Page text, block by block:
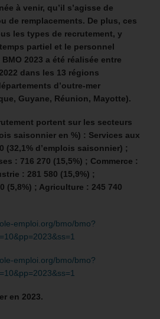
à venir, qu’il s’agisse de
de remplacements. De plus, ces
les types de recrutement, y
partiel et le personnel
BMO 2023 a été réalisée entre
dans les 13 régions
d’outre-mer
Guyane, Réunion, Mayotte).
portent sur les secteurs
saisonnier en %) : Services aux
(32,1% d’emplois saisonnier) ;
: 716 270 (15,5%) ; Commerce :
: 281 580 (15,9%) ;
(5,8%) ; Agriculture : 245 740
emploi.org/bmo/bmo?
emploi.org/bmo/bmo?
en 2023.